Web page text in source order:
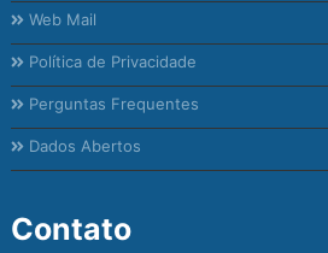
Web Mail
Política de Privacidade
Perguntas Frequentes
Dados Abertos
Contato